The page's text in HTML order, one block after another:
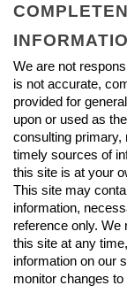
We are not
is not accurate,
provided for
upon or used as
consulting
timely sources of
this site is at your
This site may
information,
reference only. We
this site at any
information on our
monitor changes to